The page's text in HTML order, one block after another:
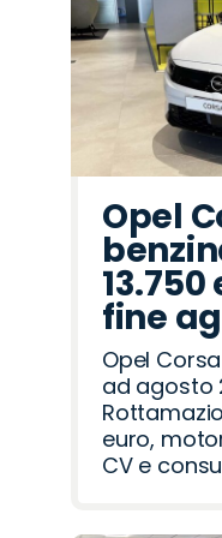
Rover
Opel
fine
Opel
ad agosto
euro,
CV e